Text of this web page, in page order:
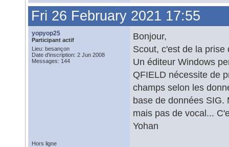
Fri 26 February 2021 17:55
yopyop25
Participant actif
Lieu: besançon
Date d'inscription: 2 Jun 2008
Messages: 144
Bonjour,
Scout, c'est de la
Un éditeur Windows
QFIELD nécessite de
champs selon les
base de données SIG.
mais pas de vocal...
Yohan
Hors ligne